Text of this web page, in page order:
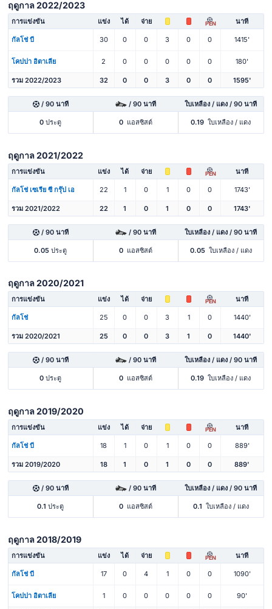
ฤดูกาล 2022/2023
การแข่งขัน แข่ง ได้ จ่าย PEN นาที
กัลโช่ บี 30 0 0 3 0 0 1415'
โคปปา อิตาเลีย 2 0 0 0 0 0 180'
รวม 2022/2023 32 0 0 3 0 0 1595'
/ 90 นาที / 90 นาที ใบเหลือง / แดง / 90 นาที
0 ประตู 0 แอสซิสต์ 0.19 ใบเหลือง / แดง
ฤดูกาล 2021/2022
การแข่งขัน แข่ง ได้ จ่าย PEN นาที
กัลโช่ เซเรีย ซี กรุ๊ป เอ 22 1 0 1 0 0 1743'
รวม 2021/2022 22 1 0 1 0 0 1743'
/ 90 นาที / 90 นาที ใบเหลือง / แดง / 90 นาที
0.05 ประตู 0 แอสซิสต์ 0.05 ใบเหลือง / แดง
ฤดูกาล 2020/2021
การแข่งขัน แข่ง ได้ จ่าย PEN นาที
กัลโช่ 25 0 0 3 1 0 1440'
รวม 2020/2021 25 0 0 3 1 0 1440'
/ 90 นาที / 90 นาที ใบเหลือง / แดง / 90 นาที
0 ประตู 0 แอสซิสต์ 0.19 ใบเหลือง / แดง
ฤดูกาล 2019/2020
การแข่งขัน แข่ง ได้ จ่าย PEN นาที
กัลโช่ บี 18 1 0 1 0 0 889'
รวม 2019/2020 18 1 0 1 0 0 889'
/ 90 นาที / 90 นาที ใบเหลือง / แดง / 90 นาที
0.1 ประตู 0 แอสซิสต์ 0.1 ใบเหลือง / แดง
ฤดูกาล 2018/2019
การแข่งขัน แข่ง ได้ จ่าย PEN นาที
กัลโช่ บี 17 0 4 1 0 0 1090'
โคปปา อิตาเลีย 1 0 0 0 0 0 90'